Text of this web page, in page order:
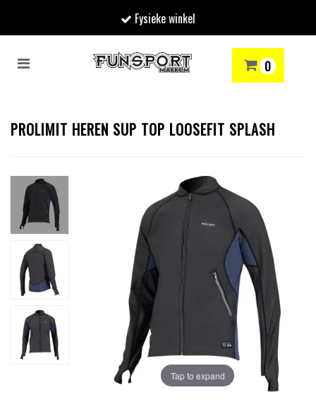
Fysieke winkel
Toggle
0
Vul hem met producten.
SKIËN WINTERSPORTSHOP
PROLIMIT HEREN SUP TOP LOOSEFIT SPLASH
Tap to expand